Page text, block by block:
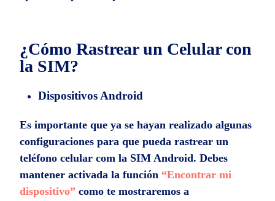
¿Cómo Rastrear un Celular con
la SIM?
Dispositivos Android
Es importante que ya se hayan realizado algunas
configuraciones para que pueda rastrear un
teléfono celular com la SIM Android. Debes
mantener activada la función “Encontrar mi
dispositivo” como te mostraremos a